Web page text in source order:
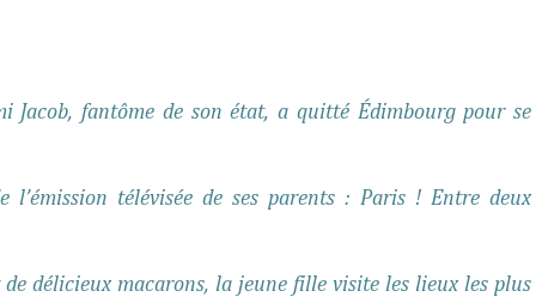
Jacob, fantôme de son état, a quitté Édimbourg pour se
télévisée de ses parents : Paris ! Entre deux
délicieux macarons, la jeune fille visite les lieux les plus